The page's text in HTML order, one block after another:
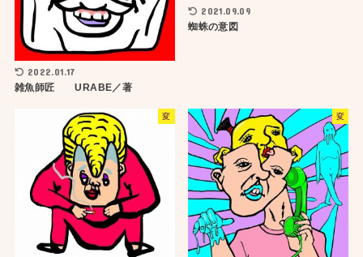
2022.01.17
雑魚師匠 URABE／著
2021.09.09
蜘蛛の意図
変 変